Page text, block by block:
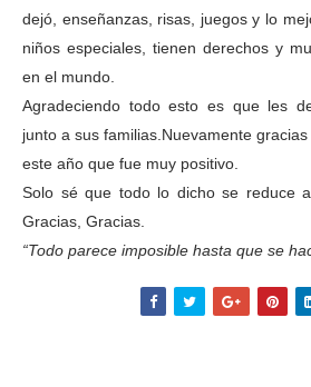
dejó, enseñanzas, risas, juegos y lo
niños especiales, tienen derechos y
en el mundo.
Agradeciendo todo esto es que les
junto a sus familias. Nuevamente
este año que fue muy positivo.
Solo sé que todo lo dicho se reduce
Gracias, Gracias.
“Todo parece imposible hasta que se